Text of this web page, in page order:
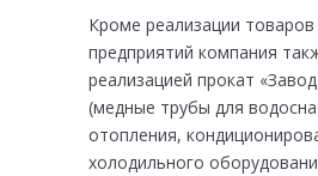
Кроме реализации товаров
предприятий компания
реализацией прокат
(медные трубы для
отопления,
холодильного